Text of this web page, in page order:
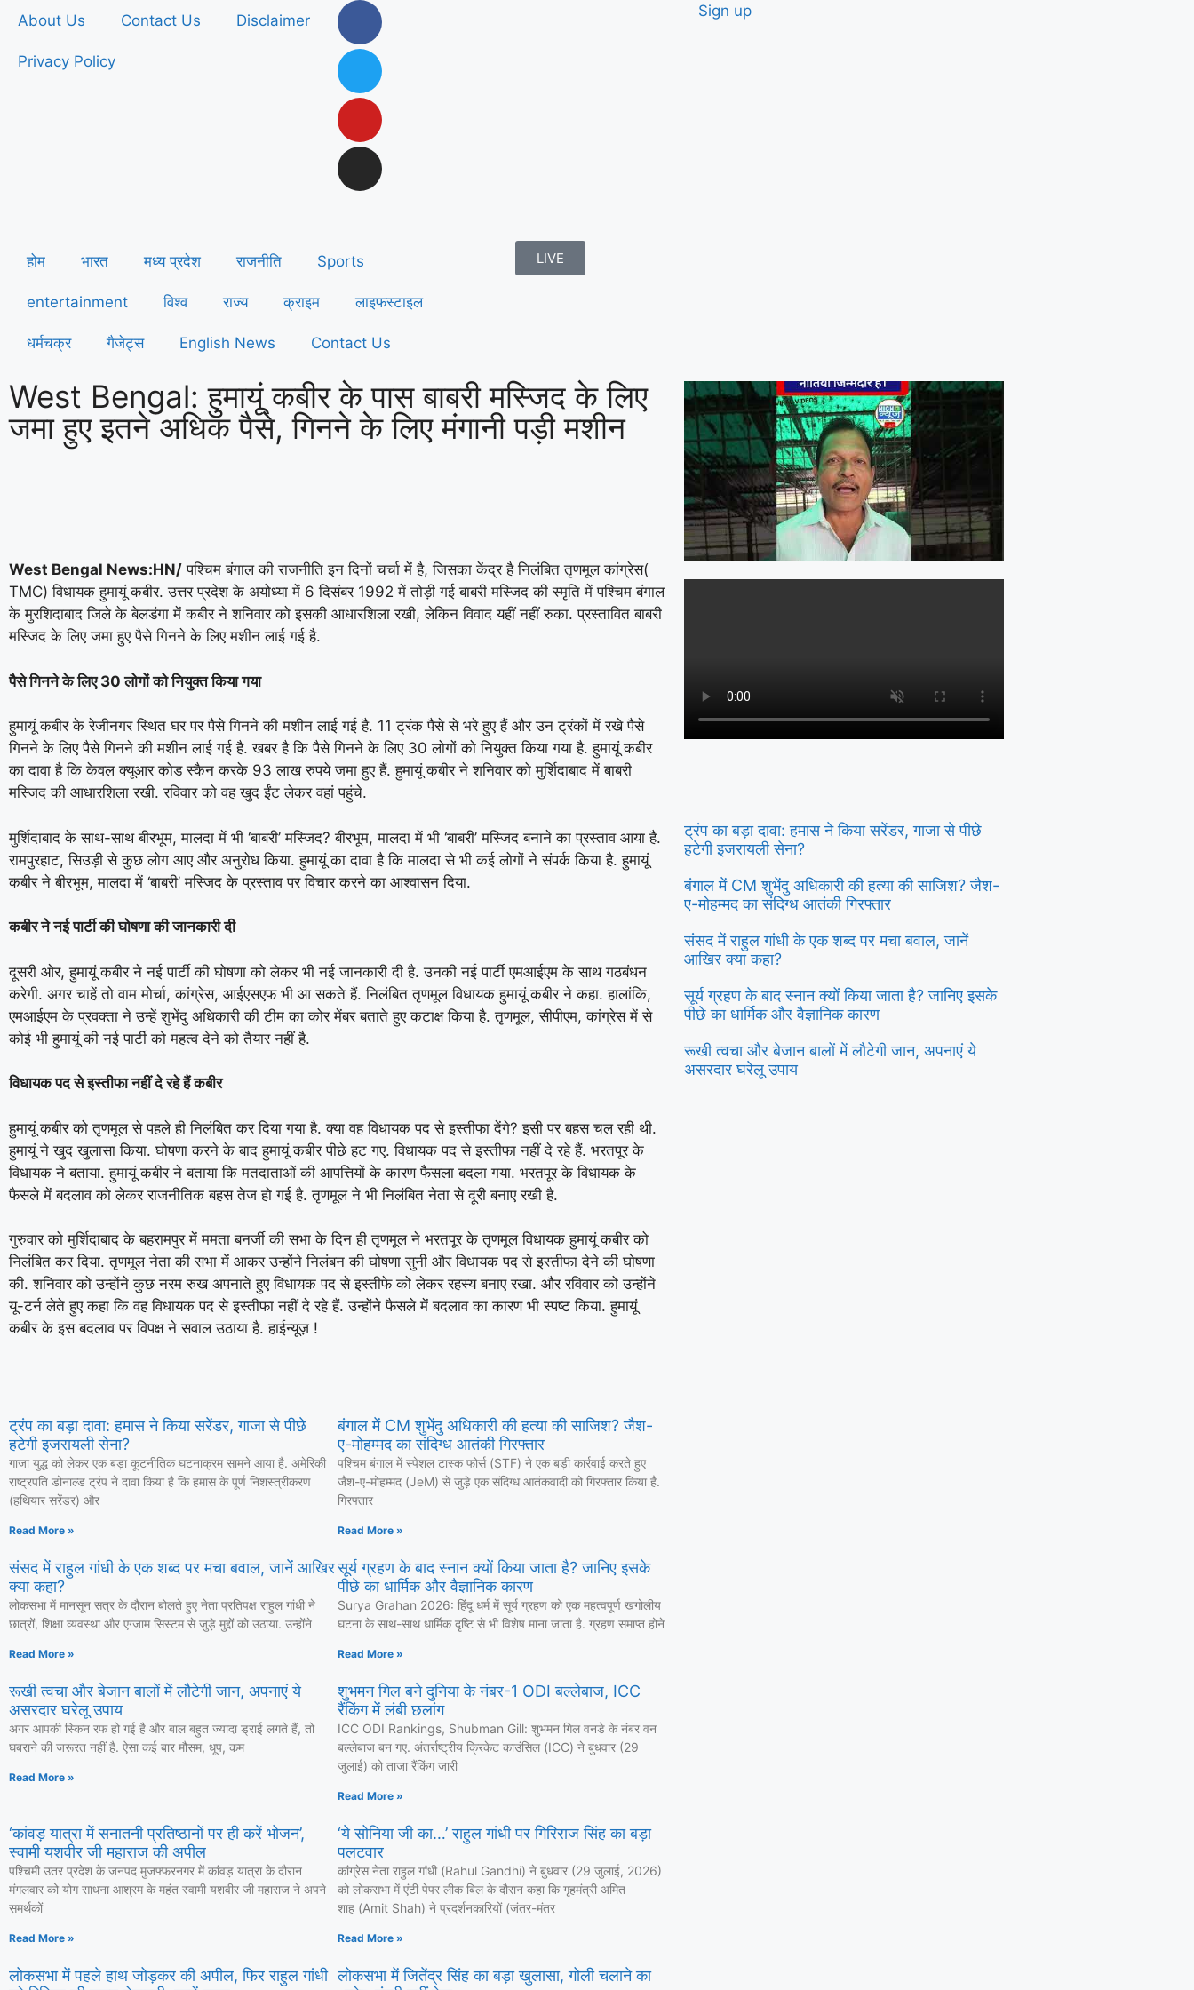
About Us Contact Us Disclaimer
Privacy Policy
Sign up
होम भारत मध्य प्रदेश राजनीति Sports
entertainment विश्व राज्य क्राइम लाइफस्टाइल
धर्मचक्र गैजेट्स English News Contact Us
LIVE
West Bengal: हुमायूं कबीर के पास बाबरी मस्जिद के लिए
जमा हुए इतने अधिक पैसे, गिनने के लिए मंगानी पड़ी मशीन
West Bengal News:HN/ पश्चिम बंगाल की राजनीति इन दिनों चर्चा में है, जिसका केंद्र है निलंबित तृणमूल कांग्रेस(
TMC) विधायक हुमायूं कबीर. उत्तर प्रदेश के अयोध्या में 6 दिसंबर 1992 में तोड़ी गई बाबरी मस्जिद की स्मृति में पश्चिम बंगाल
के मुरशिदाबाद जिले के बेलडंगा में कबीर ने शनिवार को इसकी आधारशिला रखी, लेकिन विवाद यहीं नहीं रुका. प्रस्तावित बाबरी
मस्जिद के लिए जमा हुए पैसे गिनने के लिए मशीन लाई गई है.
पैसे गिनने के लिए 30 लोगों को नियुक्त किया गया
हुमायूं कबीर के रेजीनगर स्थित घर पर पैसे गिनने की मशीन लाई गई है. 11 ट्रंक पैसे से भरे हुए हैं और उन ट्रंकों में रखे पैसे
गिनने के लिए पैसे गिनने की मशीन लाई गई है. खबर है कि पैसे गिनने के लिए 30 लोगों को नियुक्त किया गया है. हुमायूं कबीर
का दावा है कि केवल क्यूआर कोड स्कैन करके 93 लाख रुपये जमा हुए हैं. हुमायूं कबीर ने शनिवार को मुर्शिदाबाद में बाबरी
मस्जिद की आधारशिला रखी. रविवार को वह खुद ईंट लेकर वहां पहुंचे.
मुर्शिदाबाद के साथ-साथ बीरभूम, मालदा में भी ‘बाबरी’ मस्जिद? बीरभूम, मालदा में भी ‘बाबरी’ मस्जिद बनाने का प्रस्ताव आया है.
रामपुरहाट, सिउड़ी से कुछ लोग आए और अनुरोध किया. हुमायूं का दावा है कि मालदा से भी कई लोगों ने संपर्क किया है. हुमायूं
कबीर ने बीरभूम, मालदा में ‘बाबरी’ मस्जिद के प्रस्ताव पर विचार करने का आश्वासन दिया.
कबीर ने नई पार्टी की घोषणा की जानकारी दी
दूसरी ओर, हुमायूं कबीर ने नई पार्टी की घोषणा को लेकर भी नई जानकारी दी है. उनकी नई पार्टी एमआईएम के साथ गठबंधन
करेगी. अगर चाहें तो वाम मोर्चा, कांग्रेस, आईएसएफ भी आ सकते हैं. निलंबित तृणमूल विधायक हुमायूं कबीर ने कहा. हालांकि,
एमआईएम के प्रवक्ता ने उन्हें शुभेंदु अधिकारी की टीम का कोर मेंबर बताते हुए कटाक्ष किया है. तृणमूल, सीपीएम, कांग्रेस में से
कोई भी हुमायूं की नई पार्टी को महत्व देने को तैयार नहीं है.
विधायक पद से इस्तीफा नहीं दे रहे हैं कबीर
हुमायूं कबीर को तृणमूल से पहले ही निलंबित कर दिया गया है. क्या वह विधायक पद से इस्तीफा देंगे? इसी पर बहस चल रही थी.
हुमायूं ने खुद खुलासा किया. घोषणा करने के बाद हुमायूं कबीर पीछे हट गए. विधायक पद से इस्तीफा नहीं दे रहे हैं. भरतपूर के
विधायक ने बताया. हुमायूं कबीर ने बताया कि मतदाताओं की आपत्तियों के कारण फैसला बदला गया. भरतपूर के विधायक के
फैसले में बदलाव को लेकर राजनीतिक बहस तेज हो गई है. तृणमूल ने भी निलंबित नेता से दूरी बनाए रखी है.
गुरुवार को मुर्शिदाबाद के बहरामपुर में ममता बनर्जी की सभा के दिन ही तृणमूल ने भरतपूर के तृणमूल विधायक हुमायूं कबीर को
निलंबित कर दिया. तृणमूल नेता की सभा में आकर उन्होंने निलंबन की घोषणा सुनी और विधायक पद से इस्तीफा देने की घोषणा
की. शनिवार को उन्होंने कुछ नरम रुख अपनाते हुए विधायक पद से इस्तीफे को लेकर रहस्य बनाए रखा. और रविवार को उन्होंने
यू-टर्न लेते हुए कहा कि वह विधायक पद से इस्तीफा नहीं दे रहे हैं. उन्होंने फैसले में बदलाव का कारण भी स्पष्ट किया. हुमायूं
कबीर के इस बदलाव पर विपक्ष ने सवाल उठाया है. हाईन्यूज़ !
ट्रंप का बड़ा दावा: हमास ने किया सरेंडर, गाजा से पीछे
हटेगी इजरायली सेना?
गाजा युद्ध को लेकर एक बड़ा कूटनीतिक घटनाक्रम सामने आया है. अमेरिकी
राष्ट्रपति डोनाल्ड ट्रंप ने दावा किया है कि हमास के पूर्ण निशस्त्रीकरण
(हथियार सरेंडर) और
Read More »
बंगाल में CM शुभेंदु अधिकारी की हत्या की साजिश? जैश-
ए-मोहम्मद का संदिग्ध आतंकी गिरफ्तार
पश्चिम बंगाल में स्पेशल टास्क फोर्स (STF) ने एक बड़ी कार्रवाई करते हुए
जैश-ए-मोहम्मद (JeM) से जुड़े एक संदिग्ध आतंकवादी को गिरफ्तार किया है.
गिरफ्तार
Read More »
संसद में राहुल गांधी के एक शब्द पर मचा बवाल, जानें आखिर
क्या कहा?
लोकसभा में मानसून सत्र के दौरान बोलते हुए नेता प्रतिपक्ष राहुल गांधी ने
छात्रों, शिक्षा व्यवस्था और एग्जाम सिस्टम से जुड़े मुद्दों को उठाया. उन्होंने
Read More »
सूर्य ग्रहण के बाद स्नान क्यों किया जाता है? जानिए इसके
पीछे का धार्मिक और वैज्ञानिक कारण
Surya Grahan 2026: हिंदू धर्म में सूर्य ग्रहण को एक महत्वपूर्ण खगोलीय
घटना के साथ-साथ धार्मिक दृष्टि से भी विशेष माना जाता है. ग्रहण समाप्त होने
Read More »
रूखी त्वचा और बेजान बालों में लौटेगी जान, अपनाएं ये
असरदार घरेलू उपाय
अगर आपकी स्किन रफ हो गई है और बाल बहुत ज्यादा ड्राई लगते हैं, तो
घबराने की जरूरत नहीं है. ऐसा कई बार मौसम, धूप, कम
Read More »
शुभमन गिल बने दुनिया के नंबर-1 ODI बल्लेबाज, ICC
रैंकिंग में लंबी छलांग
ICC ODI Rankings, Shubman Gill: शुभमन गिल वनडे के नंबर वन
बल्लेबाज बन गए. अंतर्राष्ट्रीय क्रिकेट काउंसिल (ICC) ने बुधवार (29
जुलाई) को ताजा रैंकिंग जारी
Read More »
‘कांवड़ यात्रा में सनातनी प्रतिष्ठानों पर ही करें भोजन’,
स्वामी यशवीर जी महाराज की अपील
पश्चिमी उतर प्रदेश के जनपद मुजफ्फरनगर में कांवड़ यात्रा के दौरान
मंगलवार को योग साधना आश्रम के महंत स्वामी यशवीर जी महाराज ने अपने
समर्थकों
Read More »
‘ये सोनिया जी का…’ राहुल गांधी पर गिरिराज सिंह का बड़ा
पलटवार
कांग्रेस नेता राहुल गांंधी (Rahul Gandhi) ने बुधवार (29 जुलाई, 2026)
को लोकसभा में एंटी पेपर लीक बिल के दौरान कहा कि गृहमंत्री अमित
शाह (Amit Shah) ने प्रदर्शनकारियों (जंतर-मंतर
Read More »
लोकसभा में पहले हाथ जोड़कर की अपील, फिर राहुल गांधी लोकसभा में जितेंद्र सिंह का बड़ा खुलासा, गोली चलाने का
ट्रंप का बड़ा दावा: हमास ने किया सरेंडर, गाजा से पीछे
हटेगी इजरायली सेना?
बंगाल में CM शुभेंदु अधिकारी की हत्या की साजिश? जैश-
ए-मोहम्मद का संदिग्ध आतंकी गिरफ्तार
संसद में राहुल गांधी के एक शब्द पर मचा बवाल, जानें
आखिर क्या कहा?
सूर्य ग्रहण के बाद स्नान क्यों किया जाता है? जानिए इसके
पीछे का धार्मिक और वैज्ञानिक कारण
रूखी त्वचा और बेजान बालों में लौटेगी जान, अपनाएं ये
असरदार घरेलू उपाय